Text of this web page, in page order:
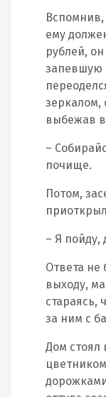
Вспомнив,
ему
рублей,
запевшую
зеркалом,
выбежав в
–
почище.
Потом,
– Я пойду,
Ответа не
выходу,
стараясь,
за ним с
Дом стоял